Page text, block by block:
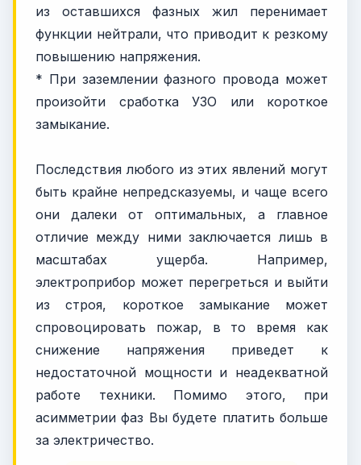
из оставшихся фазных жил перенимает
функции нейтрали, что приводит к резкому
повышению напряжения.
* При заземлении фазного провода может
произойти сработка УЗО или короткое
замыкание.
Последствия любого из этих явлений могут
быть крайне непредсказуемы, и чаще всего
они далеки от оптимальных, а главное
отличие между ними заключается лишь в
масштабах ущерба. Например,
электроприбор может перегреться и выйти
из строя, короткое замыкание может
спровоцировать пожар, в то время как
снижение напряжения приведет к
недостаточной мощности и неадекватной
работе техники. Помимо этого, при
асимметрии фаз Вы будете платить больше
за электричество.